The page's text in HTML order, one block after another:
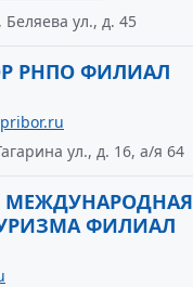
ул., д. 45
РНПО ФИЛИАЛ
ул., д. 16, а/я 64
МЕЖДУНАРОДНАЯ
ФИЛИАЛ